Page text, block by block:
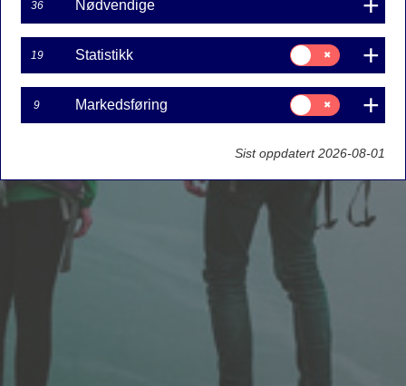
36 Nødvendige
19 Statistikk
Samtykke
til:
Statistikk
9 Markedsføring
Samtykke
til:
Markedsføring
Sist oppdatert 2026-08-01